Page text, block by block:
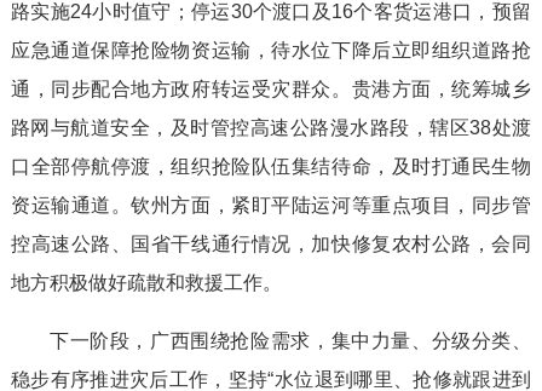
路实施24小时值守；停运30个渡口及16个客货运港口，预留
应急通道保障抢险物资运输，待水位下降后立即组织道路抢
通，同步配合地方政府转运受灾群众。贵港方面，统筹城乡
路网与航道安全，及时管控高速公路漫水路段，辖区38处渡
口全部停航停渡，组织抢险队伍集结待命，及时打通民生物
资运输通道。钦州方面，紧盯平陆运河等重点项目，同步管
控高速公路、国省干线通行情况，加快修复农村公路，会同
地方积极做好疏散和救援工作。
下一阶段，广西围绕抢险需求，集中力量、分级分类、
稳步有序推进灾后工作，坚持“水位退到哪里、抢修就跟进到